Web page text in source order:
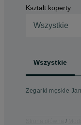
Kształt koperty
Wszystkie
Wszystkie
Zegarki męskie